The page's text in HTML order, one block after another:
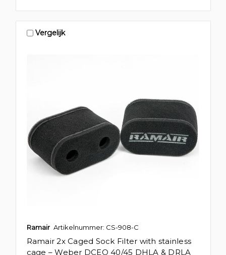
Vergelijk
Ramair Artikelnummer: CS-908-C
Ramair 2x Caged Sock Filter with stainless
cage – Weber DCEO 40/45 DHLA & DRLA